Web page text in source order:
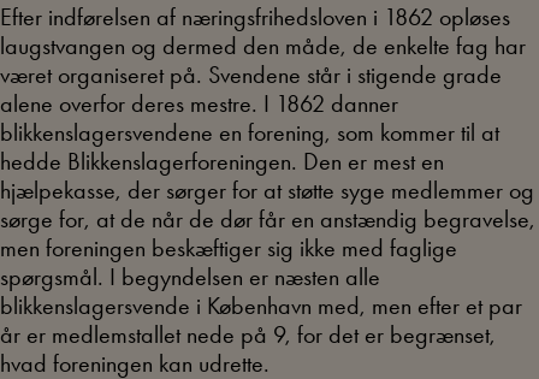
Efter indførelsen af næringsfrihedsloven i 1862 opløses
laugstvangen og dermed den måde, de enkelte fag har
været organiseret på. Svendene står i stigende grade
alene overfor deres mestre. I 1862 danner
blikkenslagersvendene en forening, som kommer til at
hedde Blikkenslagerforeningen. Den er mest en
hjælpekasse, der sørger for at støtte syge medlemmer og
sørge for, at de når de dør får en anstændig begravelse,
men foreningen beskæftiger sig ikke med faglige
spørgsmål. I begyndelsen er næsten alle
blikkenslagersvende i København med, men efter et par
år er medlemstallet nede på 9, for det er begrænset,
hvad foreningen kan udrette.